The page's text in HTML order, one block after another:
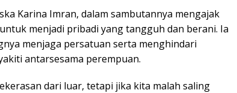
Karina Imran, dalam sambutannya mengajak
menjadi pribadi yang tangguh dan berani. Ia
menjaga persatuan serta menghindari
antarsesama perempuan.
dari luar, tetapi jika kita malah saling